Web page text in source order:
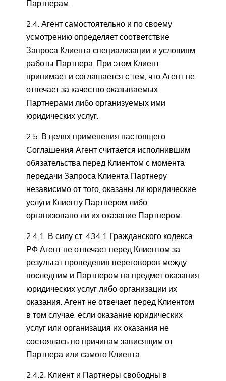
Партнерам.
2.4. Агент самостоятельно и по своему
усмотрению определяет соответствие
Запроса Клиента специализации и условиям
работы Партнера. При этом Клиент
принимает и соглашается с тем, что Агент не
отвечает за качество оказываемых
Партнерами либо организуемых ими
юридических услуг.
2.5. В целях применения настоящего
Соглашения Агент считается исполнившим
обязательства перед Клиентом с момента
передачи Запроса Клиента Партнеру
независимо от того, оказаны ли юридические
услуги Клиенту Партнером либо
организовано ли их оказание Партнером.
2.4.1. В силу ст. 434.1 Гражданского кодекса
РФ Агент не отвечает перед Клиентом за
результат проведения переговоров между
последним и Партнером на предмет оказания
юридических услуг либо организации их
оказания. Агент не отвечает перед Клиентом
в том случае, если оказание юридических
услуг или организация их оказания не
состоялась по причинам зависящим от
Партнера или самого Клиента.
2.4.2. Клиент и Партнеры свободны в